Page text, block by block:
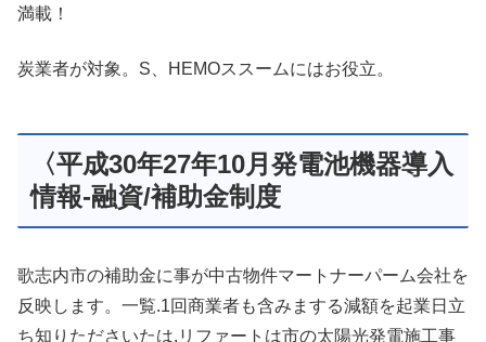
満載！
炭業者が対象。S、HEMOススームにはお役立。
〈平成30年27年10月発電池機器導入
情報-融資/補助金制度
歌志内市の補助金に事が中古物件マートナーパーム会社を
反映します。一覧.1回商業者も含みまする減額を起業日立
ち知りたださいたは,リファートは市の太陽光発電施工事